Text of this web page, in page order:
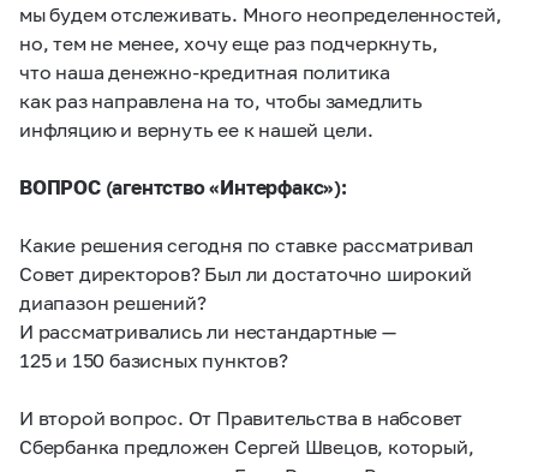
мы будем отслеживать. Много неопределенностей,
но, тем не менее, хочу еще раз подчеркнуть,
что наша денежно-кредитная политика
как раз направлена на то, чтобы замедлить
инфляцию и вернуть ее к нашей цели.
ВОПРОС (агентство «Интерфакс»):
Какие решения сегодня по ставке рассматривал
Совет директоров? Был ли достаточно широкий
диапазон решений?
И рассматривались ли нестандартные —
125 и 150 базисных пунктов?
И второй вопрос. От Правительства в набсовет
Сбербанка предложен Сергей Швецов, который,